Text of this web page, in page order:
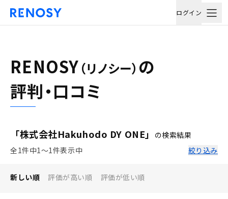
ログイン
RENOSY （リノシー） の
評判・口コミ
「株式会社Hakuhodo DY ONE」
の検索結果
全1件中1〜1件表示中
絞り込み
新しい順 評価が高い順 評価が低い順